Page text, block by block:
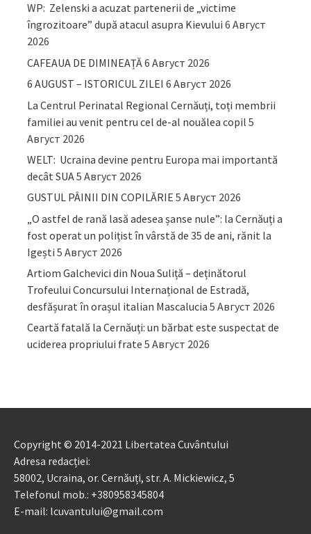
WP: Zelenski a acuzat partenerii de „victime
îngrozitoare” după atacul asupra Kievului 6 Август
2026
CAFEAUA DE DIMINEAȚĂ6 Август 2026
6 AUGUST – ISTORICUL ZILEI 6 Август 2026
La Centrul Perinatal Regional Cernăuți, toți membrii
familiei au venit pentru cel de-al nouălea copil 5
Август 2026
WELT: Ucraina devine pentru Europa mai importantă
decât SUA5 Август 2026
GUSTUL PÂINII DIN COPILĂRIE 5 Август 2026
„O astfel de rană lasă adesea șanse nule”: la Cernăuți a
fost operat un polițist în vârstă de 35 de ani, rănit la
Igești 5 Август 2026
Artiom Galchevici din Noua Suliță – deținătorul
Trofeului Concursului Internațional de Estradă,
desfășurat în orașul italian Mascalucia 5 Август 2026
Ceartă fatală la Cernăuți: un bărbat este suspectat de
uciderea propriului frate 5 Август 2026
Copyright © 2014-2021 Libertatea Cuvântului
Adresa redacției:
58002, Ucraina, or. Cernăuți, str. A. Mickiewicz, 5
Telefonul mob.: +380958345804
E-mail: lcuvantului@gmail.com